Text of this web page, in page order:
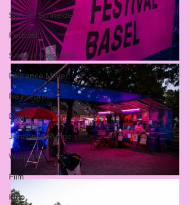
Samuel Schneider
Podcast
Samuel Bosshardt
Laurence Müller
Iva Preprotić
Drinks
Johannes Runge
Wallpaper
Film
Kino